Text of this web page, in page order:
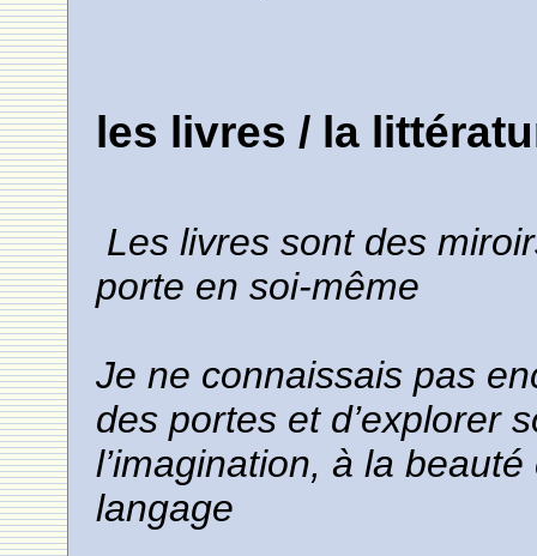
les livres / la
Les livres sont des
porte en soi-même
Je ne connaissais pas
des portes et d’explorer
l’imagination, à la
langage